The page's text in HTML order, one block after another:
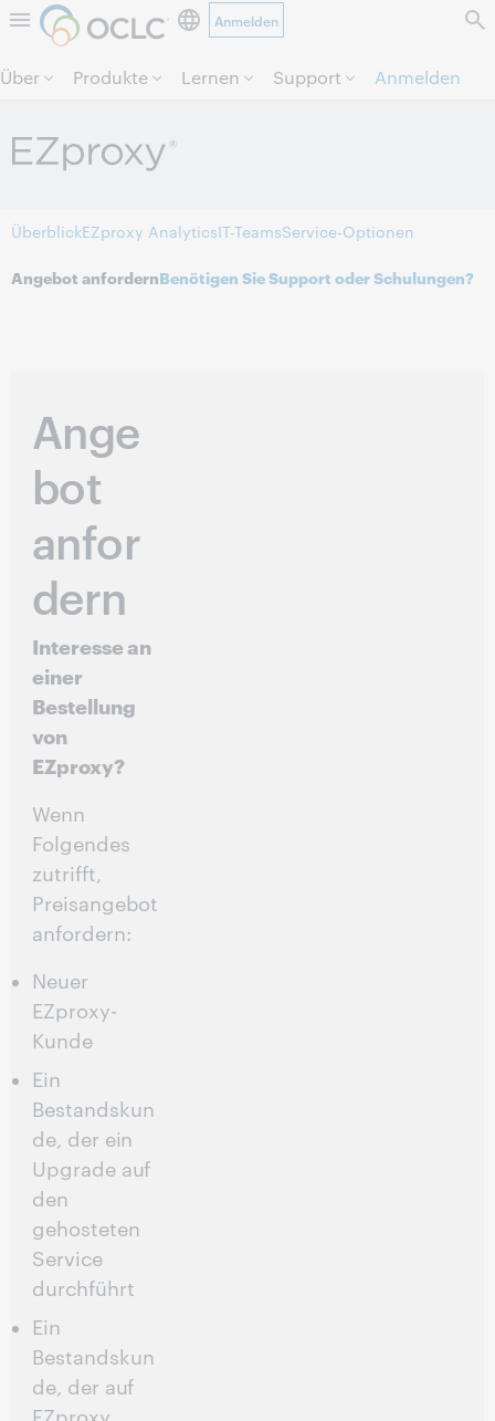
Direkt zum Seiteninhalt.
Anmelden
Über Produkte Lernen Support Anmelden
ÜberblickEZproxy AnalyticsIT-TeamsService-Optionen
Angebot anfordernBenötigen Sie Support oder Schulungen?
Ange
bot
anfor
dern
Interesse an
einer
Bestellung
von
EZproxy?
Wenn
Folgendes
zutrifft,
Preisangebot
anfordern:
Neuer
EZproxy-
Kunde
Ein
Bestandskun
de, der ein
Upgrade auf
den
gehosteten
Service
durchführt
Ein
Bestandskun
de, der auf
EZproxy